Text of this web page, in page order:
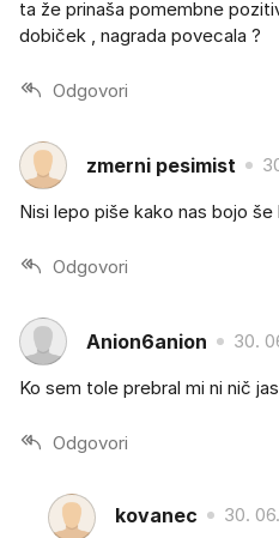
ta že prinaša pomembne
dobiček , nagrada povecala ?
Odgovori
zmerni pesimist
Nisi lepo piše kako nas bojo še
Odgovori
Anion6anion 30.
Ko sem tole prebral mi ni nič
Odgovori
kovanec 30.